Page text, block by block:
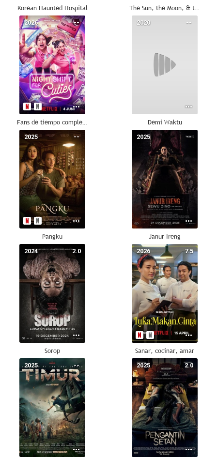
Korean Haunted Hospital The Sun, the Moon, & the Hurricane
--
2026
Fans de tiempo completo
--
2020
Demi Waktu
--
2025
Pangku
--
2025
Janur Ireng
2.0
2024
Sorop
7.5
2026
Sanar, cocinar, amar
--
2025 2.0
2025